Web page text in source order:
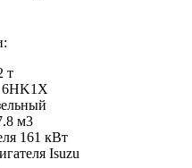
т
6HK1X
м3
161 кВт
Isuzu